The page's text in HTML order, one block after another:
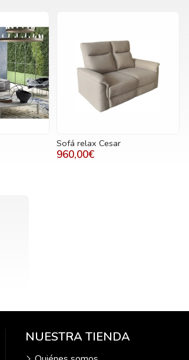
Sofá relax Cesar
960,00€
NUESTRA TIENDA